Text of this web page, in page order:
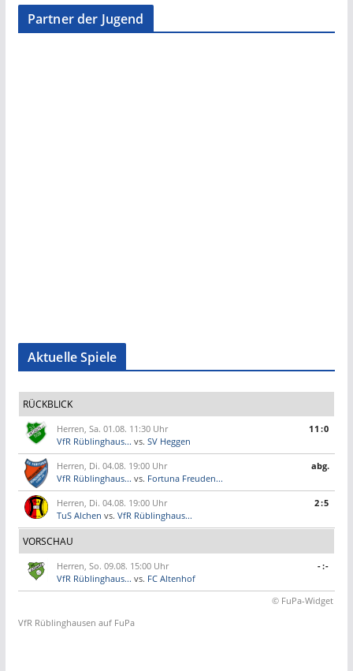
Partner der Jugend
Aktuelle Spiele
RÜCKBLICK
Herren, Sa. 01.08. 11:30 Uhr
VfR Rüblinghaus... vs. SV Heggen
11:0
Herren, Di. 04.08. 19:00 Uhr
VfR Rüblinghaus... vs. Fortuna Freuden...
abg.
Herren, Di. 04.08. 19:00 Uhr
TuS Alchen vs. VfR Rüblinghaus...
2:5
VORSCHAU
Herren, So. 09.08. 15:00 Uhr
VfR Rüblinghaus... vs. FC Altenhof
-:-
© FuPa-Widget
VfR Rüblinghausen auf FuPa